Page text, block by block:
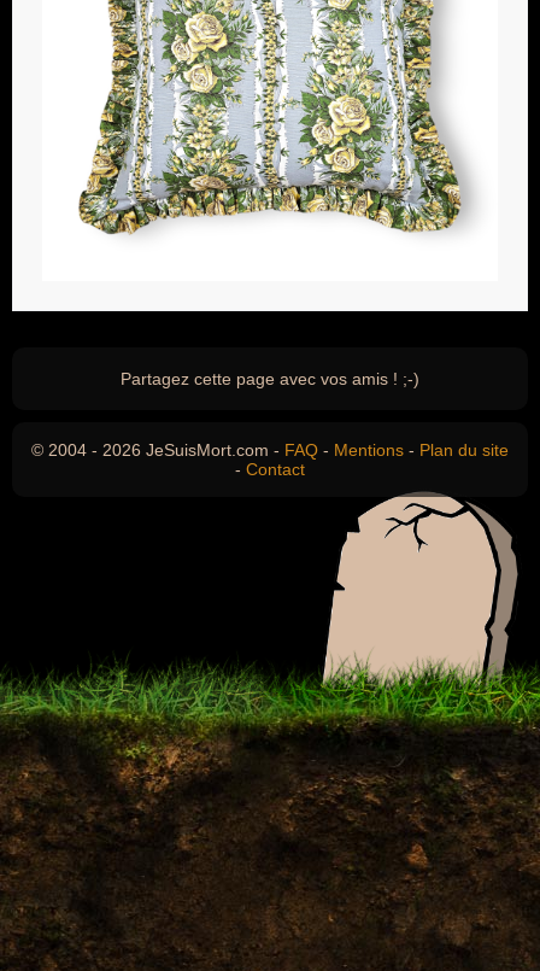
Partagez cette page avec vos amis ! ;-)
© 2004 - 2026 JeSuisMort.com - FAQ - Mentions - Plan du site
- Contact